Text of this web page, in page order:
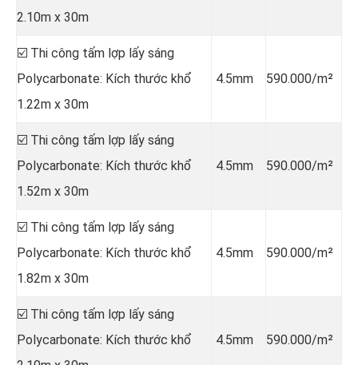
2.10m x 30m
☑️ Thi công tấm lợp lấy sáng
Polycarbonate: Kích thước khổ
1.22m x 30m
4.5mm 590.000/m²
☑️ Thi công tấm lợp lấy sáng
Polycarbonate: Kích thước khổ
1.52m x 30m
4.5mm 590.000/m²
☑️ Thi công tấm lợp lấy sáng
Polycarbonate: Kích thước khổ
1.82m x 30m
4.5mm 590.000/m²
☑️ Thi công tấm lợp lấy sáng
Polycarbonate: Kích thước khổ
4.5mm 590.000/m²